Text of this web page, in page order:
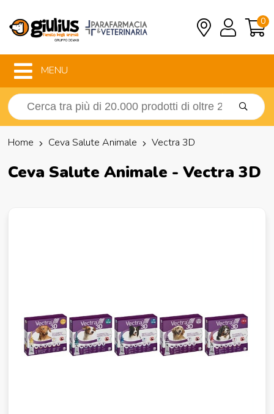
0
MENU
Home Ceva Salute Animale Vectra 3D
Ceva Salute Animale - Vectra 3D